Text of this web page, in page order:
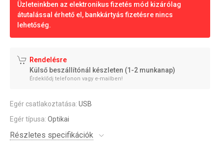
Üzleteinkben az elektronikus fizetés mód kizárólag
átutalással érhető el, bankkártyás fizetésre nincs
lehetőség.
Rendelésre
Külső beszállítónál készleten (1-2 munkanap)
Érdeklődj telefonon vagy e-mailben!
Egér csatlakoztatása: USB
Egér típusa: Optikai
Részletes specifikációk